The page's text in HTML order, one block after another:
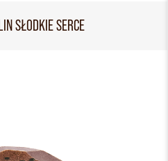
SŁODKIE SERCE